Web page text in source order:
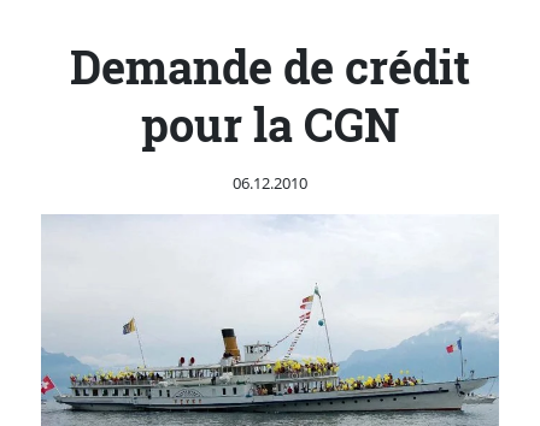
Demande de crédit
pour la CGN
Publié le
06.12.2010